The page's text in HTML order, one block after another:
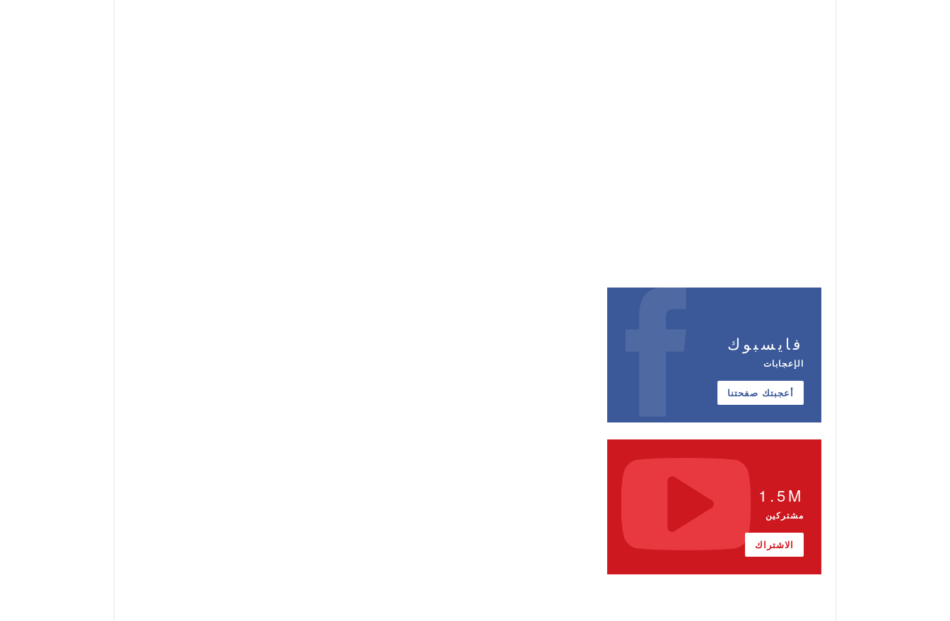
فايسبوك
الإعجابات
أعجبتك صفحتنا
1.5M
مشتركين
الاشتراك